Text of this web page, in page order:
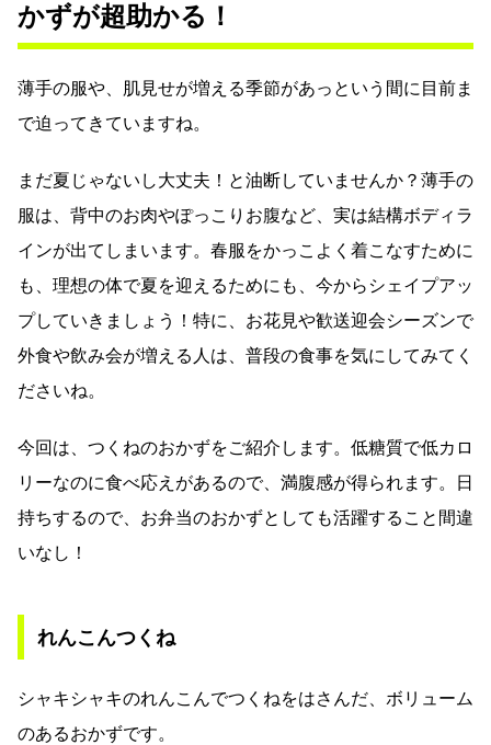
かずが超助かる！
薄手の服や、肌見せが増える季節があっという間に目前ま
で迫ってきていますね。
まだ夏じゃないし大丈夫！と油断していませんか？薄手の
服は、背中のお肉やぽっこりお腹など、実は結構ボディラ
インが出てしまいます。春服をかっこよく着こなすために
も、理想の体で夏を迎えるためにも、今からシェイプアッ
プしていきましょう！特に、お花見や歓送迎会シーズンで
外食や飲み会が増える人は、普段の食事を気にしてみてく
ださいね。
今回は、つくねのおかずをご紹介します。低糖質で低カロ
リーなのに食べ応えがあるので、満腹感が得られます。日
持ちするので、お弁当のおかずとしても活躍すること間違
いなし！
れんこんつくね
シャキシャキのれんこんでつくねをはさんだ、ボリューム
のあるおかずです。